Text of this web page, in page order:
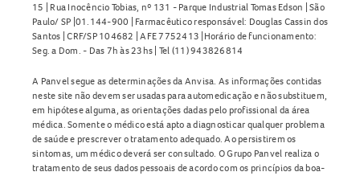
15 | Rua Inocêncio Tobias, nº 131 - Parque Industrial Tomas Edson | São
Paulo/ SP |01.144-900 | Farmacêutico responsável: Douglas Cassin dos
Santos | CRF/SP 104682 | AFE 7752413 |Horário de funcionamento:
Seg. a Dom. - Das 7h às 23hs | Tel (11) 943826814
A Panvel segue as determinações da Anvisa. As informações contidas
neste site não devem ser usadas para automedicação e não substituem,
em hipótese alguma, as orientações dadas pelo profissional da área
médica. Somente o médico está apto a diagnosticar qualquer problema
de saúde e prescrever o tratamento adequado. Ao persistirem os
sintomas, um médico deverá ser consultado. O Grupo Panvel realiza o
tratamento de seus dados pessoais de acordo com os princípios da boa-